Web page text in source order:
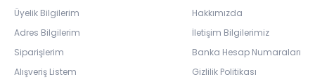
Üyelik Bilgilerim
Adres Bilgilerim
Siparişlerim
Alışveriş Listem
Hakkımızda
İletişim Bilgilerimiz
Banka Hesap Numaraları
Gizlilik Politikası